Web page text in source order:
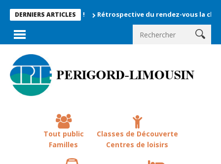
DERNIERS ARTICLESRétrospective du rendez-vous la chevêche
Tout public
Familles
Classes de Découverte
Centres de loisirs